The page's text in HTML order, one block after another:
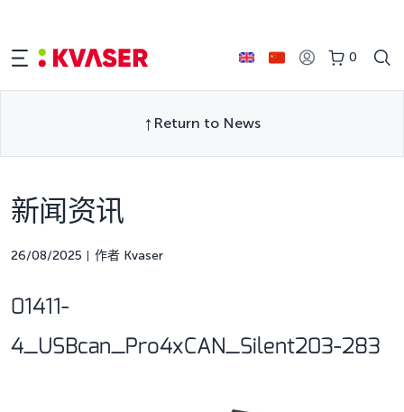
0
Return to News
新闻资讯
26/08/2025 作者 Kvaser
01411-
4_USBcan_Pro4xCAN_Silent203-283